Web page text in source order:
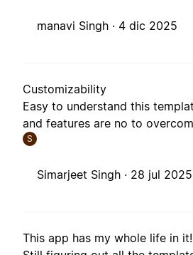
manavi Singh · 4 dic 2025
Customizability
Easy to understand this
and features are no to
S
Simarjeet Singh · 28 jul 2025
This app has my whole life in